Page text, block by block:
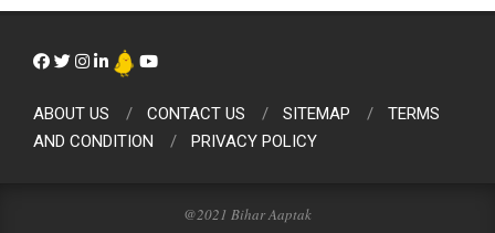
ABOUT US CONTACT US SITEMAP
TERMS
AND CONDITION
PRIVACY POLICY
@2021 Bihar Aaptak